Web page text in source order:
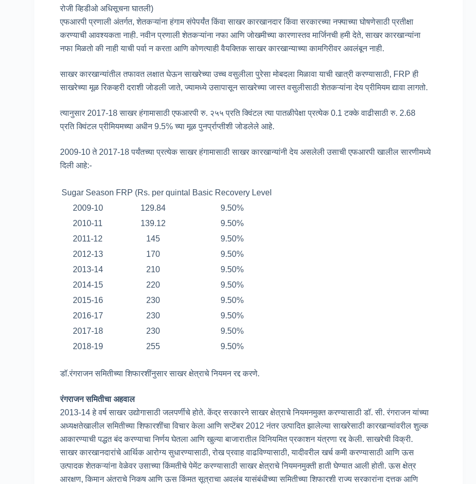
रोजी व्हिडीओ अधिसूचना घातली)
एफआरपी प्रणाली अंतर्गत, शेतकऱ्यांना हंगाम संपेपर्यंत किंवा साखर कारखानदार किंवा सरकारच्या नफ्याच्या घोषणेसाठी प्रतीक्षा
करण्याची आवश्यकता नाही. नवीन प्रणाली शेतकऱ्यांना नफा आणि जोखमीच्या कारणास्तव मार्जिनची हमी देते, साखर कारखान्यांना
नफा मिळतो की नाही याची पर्वा न करता आणि कोणत्याही वैयक्तिक साखर कारखान्याच्या कामगिरीवर अवलंबून नाही.
साखर कारखान्यांतील तफावत लक्षात घेऊन साखरेच्या उच्च वसुलीला पुरेसा मोबदला मिळावा याची खात्री करण्यासाठी, FRP ही
साखरेच्या मूळ रिकव्हरी दराशी जोडली जाते, ज्यामध्ये उसापासून साखरेच्या जास्त वसुलीसाठी शेतकऱ्यांना देय प्रीमियम द्यावा लागतो.
त्यानुसार 2017-18 साखर हंगामासाठी एफआरपी रु. २५५ प्रति क्विंटल त्या पातळीपेक्षा प्रत्येक 0.1 टक्के वाढीसाठी रु. 2.68
प्रति क्विंटल प्रीमियमच्या अधीन 9.5% च्या मूळ पुनर्प्राप्तीशी जोडलेले आहे.
2009-10 ते 2017-18 पर्यंतच्या प्रत्येक साखर हंगामासाठी साखर कारखान्यांनी देय असलेली उसाची एफआरपी खालील सारणीमध्ये
दिली आहे:-
Sugar Season FRP (Rs. per quintal
Basic Recovery Level
2009-10
129.84
9.50%
2010-11
139.12
9.50%
2011-12
145
9.50%
2012-13
170
9.50%
2013-14
210
9.50%
2014-15
220
9.50%
2015-16
230
9.50%
2016-17
230
9.50%
2017-18
230
9.50%
2018-19
255 9.50%
डॉ.रंगराजन समितीच्या शिफारशींनुसार साखर क्षेत्राचे नियमन रद्द करणे.
रंगराजन समितीचा अहवाल
2013-14 हे वर्ष साखर उद्योगासाठी जलपर्णीचे होते. केंद्र सरकारने साखर क्षेत्राचे नियमनमुक्त करण्यासाठी डॉ. सी. रंगराजन यांच्या
अध्यक्षतेखालील समितीच्या शिफारशींचा विचार केला आणि सप्टेंबर 2012 नंतर उत्पादित झालेल्या साखरेसाठी कारखान्यांवरील शुल्क
आकारण्याची पद्धत बंद करण्याचा निर्णय घेतला आणि खुल्या बाजारातील विनियमित प्रकाशन यंत्रणा रद्द केली. साखरेची विक्री.
साखर कारखानदारांचे आर्थिक आरोग्य सुधारण्यासाठी, रोख प्रवाह वाढविण्यासाठी, यादीवरील खर्च कमी करण्यासाठी आणि ऊस
उत्पादक शेतकऱ्यांना वेळेवर उसाच्या किंमतीचे पेमेंट करण्यासाठी साखर क्षेत्राचे नियमनमुक्ती हाती घेण्यात आली होती. ऊस क्षेत्र
आरक्षण, किमान अंतराचे निकष आणि ऊस किंमत सूत्राचा अवलंब यासंबंधीच्या समितीच्या शिफारशी राज्य सरकारांना दत्तक आणि